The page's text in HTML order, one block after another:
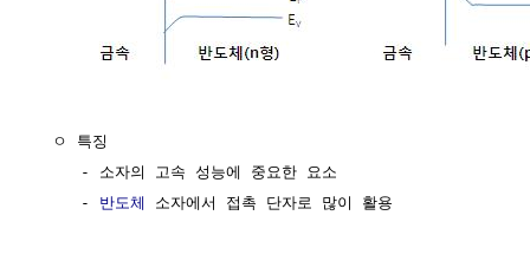
  ㅇ 특징
     - 소자의 고속 성능에 중요한 요소
     -
반도체